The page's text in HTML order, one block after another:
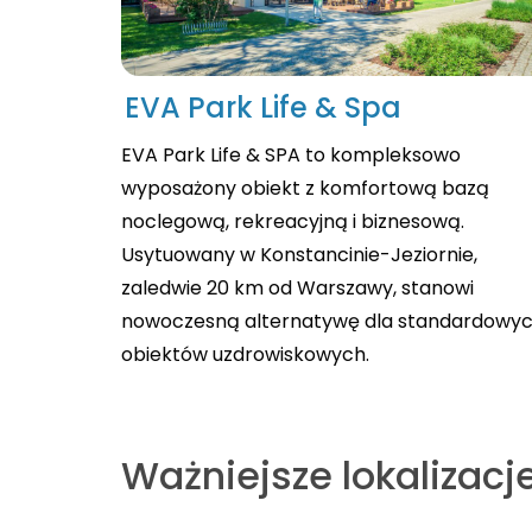
EVA Park Life & Spa
EVA Park Life & SPA to kompleksowo
wyposażony obiekt z komfortową bazą
noclegową, rekreacyjną i biznesową.
Usytuowany w Konstancinie-Jeziornie,
zaledwie 20 km od Warszawy, stanowi
nowoczesną alternatywę dla
obiektów uzdrowiskowych.
Ważniejsze